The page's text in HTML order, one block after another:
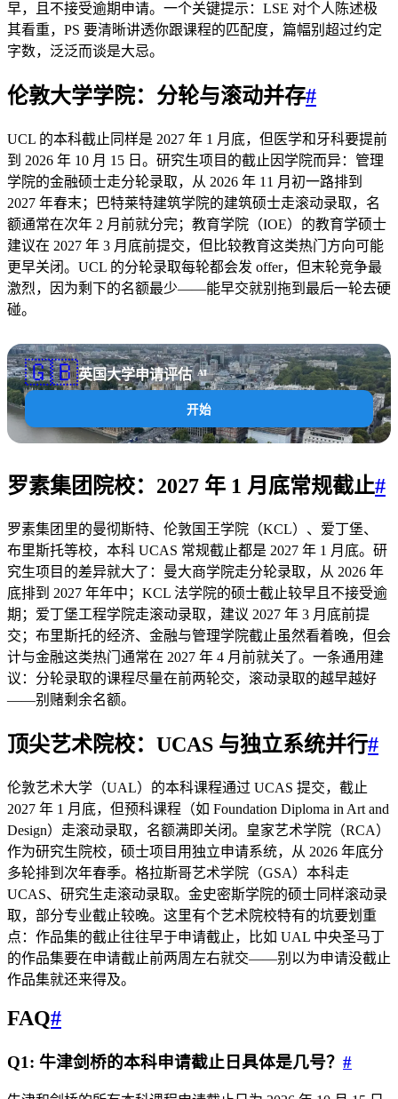
早，且不接受逾期申请。一个关键提示：LSE 对个人陈述极
其看重，PS 要清晰讲透你跟课程的匹配度，篇幅别超过约定
字数，泛泛而谈是大忌。
伦敦大学学院：分轮与滚动并存#
UCL 的本科截止同样是 2027 年 1 月底，但医学和牙科要提前
到 2026 年 10 月 15 日。研究生项目的截止因学院而异：管理
学院的金融硕士走分轮录取，从 2026 年 11 月初一路排到
2027 年春末；巴特莱特建筑学院的建筑硕士走滚动录取，名
额通常在次年 2 月前就分完；教育学院（IOE）的教育学硕士
建议在 2027 年 3 月底前提交，但比较教育这类热门方向可能
更早关闭。UCL 的分轮录取每轮都会发 offer，但末轮竞争最
激烈，因为剩下的名额最少——能早交就别拖到最后一轮去硬
碰。
🇬🇧英国大学申请评估 AI
开始
罗素集团院校：2027 年 1 月底常规截止#
罗素集团里的曼彻斯特、伦敦国王学院（KCL）、爱丁堡、
布里斯托等校，本科 UCAS 常规截止都是 2027 年 1 月底。研
究生项目的差异就大了：曼大商学院走分轮录取，从 2026 年
底排到 2027 年年中；KCL 法学院的硕士截止较早且不接受逾
期；爱丁堡工程学院走滚动录取，建议 2027 年 3 月底前提
交；布里斯托的经济、金融与管理学院截止虽然看着晚，但会
计与金融这类热门通常在 2027 年 4 月前就关了。一条通用建
议：分轮录取的课程尽量在前两轮交，滚动录取的越早越好
——别赌剩余名额。
顶尖艺术院校：UCAS 与独立系统并行#
伦敦艺术大学（UAL）的本科课程通过 UCAS 提交，截止
2027 年 1 月底，但预科课程（如 Foundation Diploma in Art and
Design）走滚动录取，名额满即关闭。皇家艺术学院（RCA）
作为研究生院校，硕士项目用独立申请系统，从 2026 年底分
多轮排到次年春季。格拉斯哥艺术学院（GSA）本科走
UCAS、研究生走滚动录取。金史密斯学院的硕士同样滚动录
取，部分专业截止较晚。这里有个艺术院校特有的坑要划重
点：作品集的截止往往早于申请截止，比如 UAL 中央圣马丁
的作品集要在申请截止前两周左右就交——别以为申请没截止
作品集就还来得及。
FAQ#
Q1: 牛津剑桥的本科申请截止日具体是几号？ #